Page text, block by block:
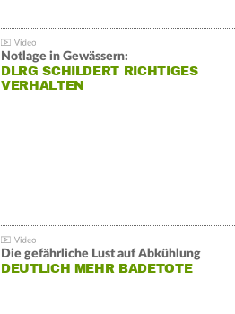
Notlage in Gewässern:
DLRG SCHILDERT RICHTIGES
VERHALTEN
Die gefährliche Lust auf Abkühlung
DEUTLICH MEHR BADETOTE